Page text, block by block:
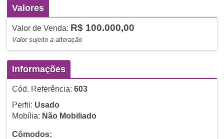
Valores
Valor de Venda: R$ 100.000,00
Valor sujeito a alteração
Informações
Cód. Referência: 603
Perfil: Usado
Mobília: Não Mobiliado
Cômodos: